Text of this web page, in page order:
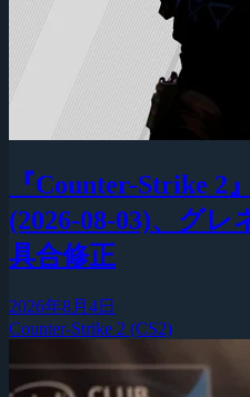
『Counter-Strike 2
(2026-08-03)、グ
具合修正
2026年8月4日
Counter-Strike 2 (CS2)